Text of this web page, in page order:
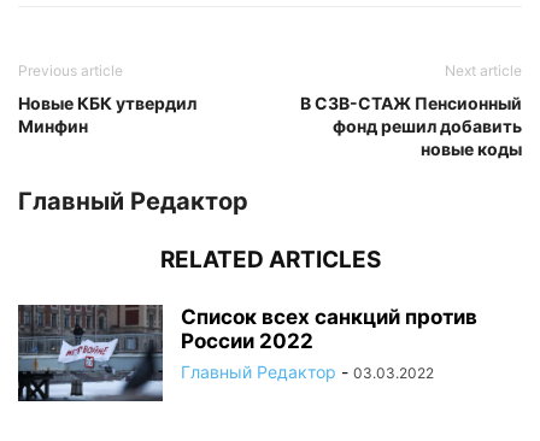
Previous article
Новые КБК утвердил
Минфин
Next article
В СЗВ-СТАЖ Пенсионный
фонд решил добавить
новые коды
Главный Редактор
RELATED ARTICLES
Список всех санкций против
России 2022
Главный Редактор - 03.03.2022